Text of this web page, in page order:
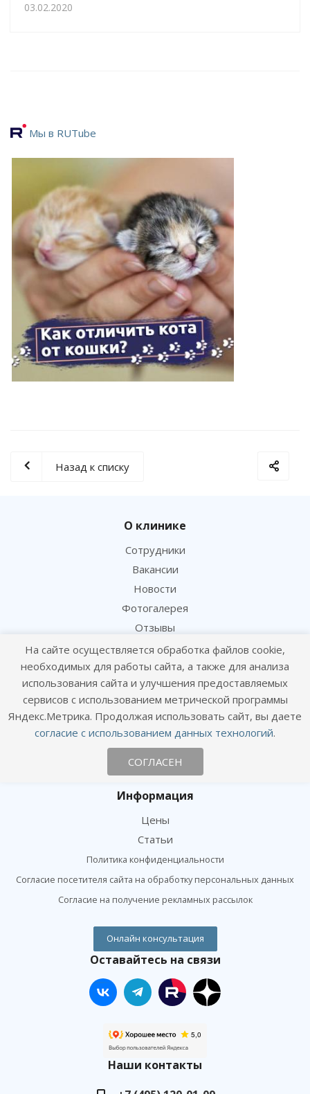
03.02.2020
Мы в RUTube
Как отличить кошку от кота: Учимся
определять пол новорожденных котят
Назад к списку
О клинике
Сотрудники
Вакансии
Новости
Фотогалерея
Отзывы
Услуги
Консультация и прием
Вакцинация и профилактика
Чипирование и сертификация
Лаборатория и анализы
Хирургия и ортопедия
Информация
Цены
Статьи
Политика конфиденциальности
Согласие посетителя сайта на обработку персональных данных
Согласие на получение рекламных рассылок
Онлайн консультация
Оставайтесь на связи
Наши контакты
На сайте осуществляется обработка файлов cookie,
необходимых для работы сайта, а также для анализа
использования сайта и улучшения предоставляемых
сервисов с использованием метрической программы
Яндекс.Метрика. Продолжая использовать сайт, вы даете
согласие с использованием данных технологий.
СОГЛАСЕН